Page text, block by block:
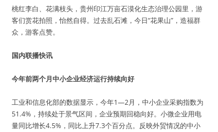
桃红李白、花满枝头，贵州印江万亩石漠化生态治理公园里，游
客们赏花拍照，怡然自得。过去乱石滩，今日“花果山”，造福群
众，游客点赞。
国内联播快讯
今年前两个月中小企业经济运行持续向好
工业和信息化部的数据显示，今年1—2月，中小企业采购指数为
51.4%，持续处于景气区间，企业预期回稳向好。小微企业用电
量同比增长4.5%，同比上升7.3个百分点。反映外贸情况的中小